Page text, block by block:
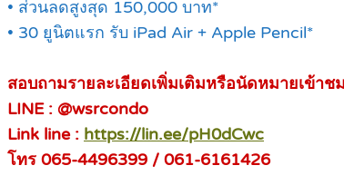
• ส่วนลดสูงสุด 150,000 บาท*
• 30 ยูนิตแรก รับ iPad Air + Apple Pencil*
สอบถามรายละเอียดเพิ่มเติมหรือนัดหมายเข้าช
LINE : @wsrcondo
Link line : https://lin.ee/pH0dCwc
โทร 065-4496399 / 061-6161426